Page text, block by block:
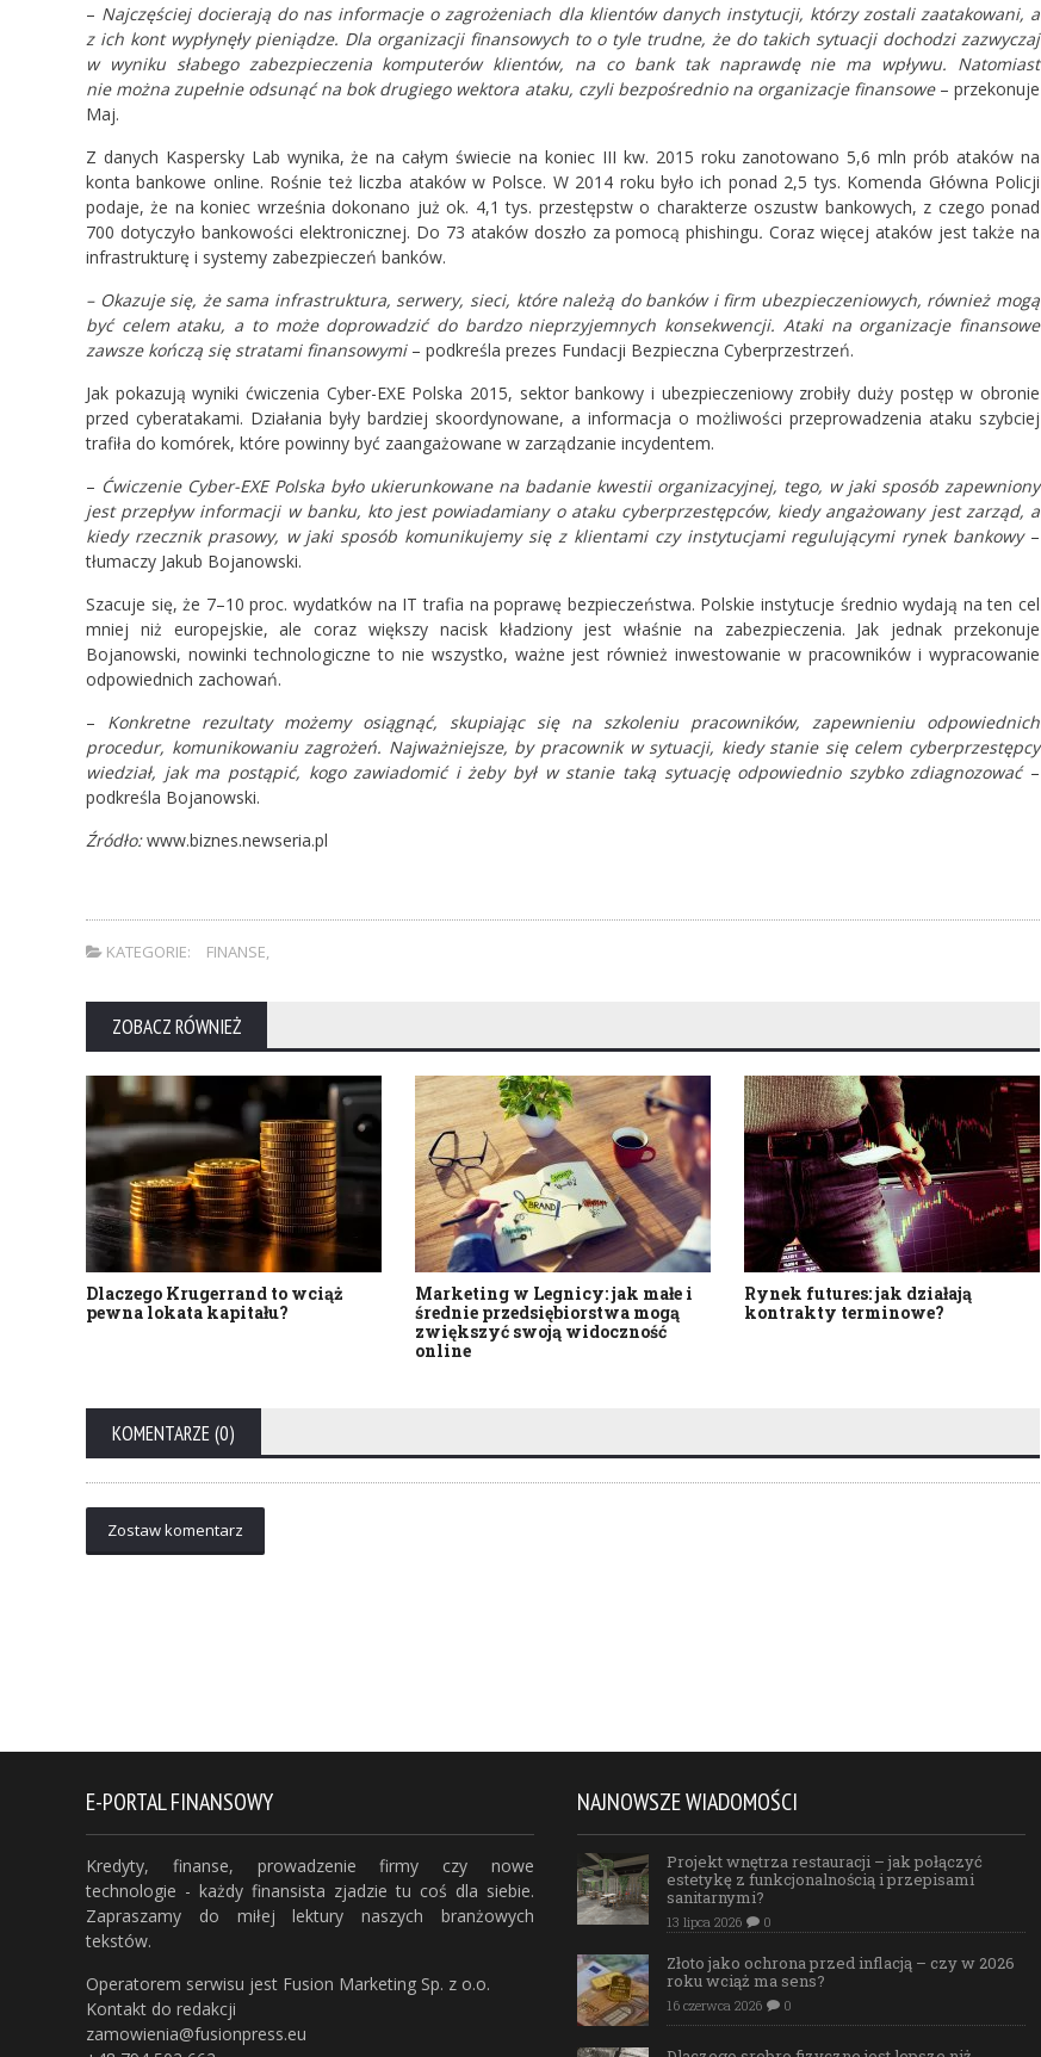
– Najczęściej docierają do nas informacje o zagrożeniach dla klientów danych instytucji, którzy zostali zaatakowani, a
z ich kont wypłynęły pieniądze. Dla organizacji finansowych to o tyle trudne, że do takich sytuacji dochodzi zazwyczaj
w wyniku słabego zabezpieczenia komputerów klientów, na co bank tak naprawdę nie ma wpływu. Natomiast
nie można zupełnie odsunąć na bok drugiego wektora ataku, czyli bezpośrednio na organizacje finansowe – przekonuje
Maj.
Z danych Kaspersky Lab wynika, że na całym świecie na koniec III kw. 2015 roku zanotowano 5,6 mln prób ataków na
konta bankowe online. Rośnie też liczba ataków w Polsce. W 2014 roku było ich ponad 2,5 tys. Komenda Główna Policji
podaje, że na koniec września dokonano już ok. 4,1 tys. przestępstw o charakterze oszustw bankowych, z czego ponad
700 dotyczyło bankowości elektronicznej. Do 73 ataków doszło za pomocą phishingu. Coraz więcej ataków jest także na
infrastrukturę i systemy zabezpieczeń banków.
– Okazuje się, że sama infrastruktura, serwery, sieci, które należą do banków i firm ubezpieczeniowych, również mogą
być celem ataku, a to może doprowadzić do bardzo nieprzyjemnych konsekwencji. Ataki na organizacje finansowe
zawsze kończą się stratami finansowymi– podkreśla prezes Fundacji Bezpieczna Cyberprzestrzeń.
Jak pokazują wyniki ćwiczenia Cyber-EXE Polska 2015, sektor bankowy i ubezpieczeniowy zrobiły duży postęp w obronie
przed cyberatakami. Działania były bardziej skoordynowane, a informacja o możliwości przeprowadzenia ataku szybciej
trafiła do komórek, które powinny być zaangażowane w zarządzanie incydentem.
– Ćwiczenie Cyber-EXE Polska było ukierunkowane na badanie kwestii organizacyjnej, tego, w jaki sposób zapewniony
jest przepływ informacji w banku, kto jest powiadamiany o ataku cyberprzestępców, kiedy angażowany jest zarząd, a
kiedy rzecznik prasowy, w jaki sposób komunikujemy się z klientami czy instytucjami regulującymi rynek bankowy –
tłumaczy Jakub Bojanowski.
Szacuje się, że 7–10 proc. wydatków na IT trafia na poprawę bezpieczeństwa. Polskie instytucje średnio wydają na ten cel
mniej niż europejskie, ale coraz większy nacisk kładziony jest właśnie na zabezpieczenia. Jak jednak przekonuje
Bojanowski, nowinki technologiczne to nie wszystko, ważne jest również inwestowanie w pracowników i wypracowanie
odpowiednich zachowań.
– Konkretne rezultaty możemy osiągnąć, skupiając się na szkoleniu pracowników, zapewnieniu odpowiednich
procedur, komunikowaniu zagrożeń. Najważniejsze, by pracownik w sytuacji, kiedy stanie się celem cyberprzestępcy
wiedział, jak ma postąpić, kogo zawiadomić i żeby był w stanie taką sytuację odpowiednio szybko zdiagnozować –
podkreśla Bojanowski.
Źródło:www.biznes.newseria.pl
KATEGORIE: FINANSE,
ZOBACZ RÓWNIEŻ
Dlaczego Krugerrand to wciąż
pewna lokata kapitału?
Marketing w Legnicy: jak małe i
średnie przedsiębiorstwa mogą
zwiększyć swoją widoczność
online
Rynek futures: jak działają
kontrakty terminowe?
KOMENTARZE (0)
Zostaw komentarz
E-PORTAL FINANSOWY
Kredyty, finanse, prowadzenie firmy czy nowe
technologie - każdy finansista zjadzie tu coś dla siebie.
Zapraszamy do miłej lektury naszych branżowych
tekstów.
Operatorem serwisu jest Fusion Marketing Sp. z o.o.
Kontakt do redakcji
zamowienia@fusionpress.eu
NAJNOWSZE WIADOMOŚCI
Projekt wnętrza restauracji – jak połączyć
estetykę z funkcjonalnością i przepisami
sanitarnymi?
13 lipca 2026 0
Złoto jako ochrona przed inflacją – czy w 2026
roku wciąż ma sens?
16 czerwca 2026 0